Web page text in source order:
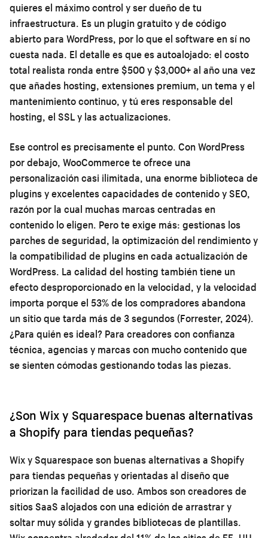
quieres el máximo control y ser dueño de tu
infraestructura. Es un plugin gratuito y de código
abierto para WordPress, por lo que el software en sí no
cuesta nada. El detalle es que es autoalojado: el costo
total realista ronda entre $500 y $3,000+ al año una vez
que añades hosting, extensiones premium, un tema y el
mantenimiento continuo, y tú eres responsable del
hosting, el SSL y las actualizaciones.
Ese control es precisamente el punto. Con WordPress
por debajo, WooCommerce te ofrece una
personalización casi ilimitada, una enorme biblioteca de
plugins y excelentes capacidades de contenido y SEO,
razón por la cual muchas marcas centradas en
contenido lo eligen. Pero te exige más: gestionas los
parches de seguridad, la optimización del rendimiento y
la compatibilidad de plugins en cada actualización de
WordPress. La calidad del hosting también tiene un
efecto desproporcionado en la velocidad, y la velocidad
importa porque el 53% de los compradores abandona
un sitio que tarda más de 3 segundos (Forrester, 2024).
¿Para quién es ideal? Para creadores con confianza
técnica, agencias y marcas con mucho contenido que
se sienten cómodas gestionando todas las piezas.
¿Son Wix y Squarespace buenas alternativas
a Shopify para tiendas pequeñas?
Wix y Squarespace son buenas alternativas a Shopify
para tiendas pequeñas y orientadas al diseño que
priorizan la facilidad de uso. Ambos son creadores de
sitios SaaS alojados con una edición de arrastrar y
soltar muy sólida y grandes bibliotecas de plantillas.